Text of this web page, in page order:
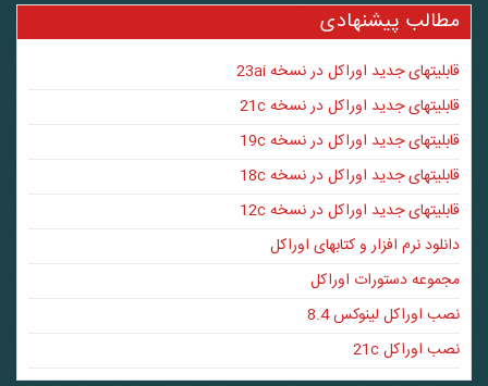
مطالب پیشنهادی
قابلیتهای جدید اوراکل در نسخه 23ai
قابلیتهای جدید اوراکل در نسخه 21c
قابلیتهای جدید اوراکل در نسخه 19c
قابلیتهای جدید اوراکل در نسخه 18c
قابلیتهای جدید اوراکل در نسخه 12c
دانلود نرم افزار و کتابهای اوراکل
مجموعه دستورات اوراکل
نصب اوراکل لینوکس 8.4
نصب اوراکل 21c